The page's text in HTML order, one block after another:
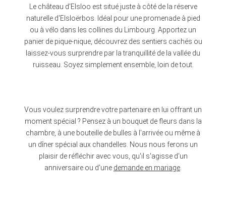
Le château d'Elsloo est situé juste à côté de la réserve
naturelle d'Elsloërbos. Idéal pour une promenade à pied
ou à vélo dans les collines du Limbourg. Apportez un
panier de pique-nique, découvrez des sentiers cachés ou
laissez-vous surprendre par la tranquillité de la vallée du
ruisseau. Soyez simplement ensemble, loin de tout.
Vous voulez surprendre votre partenaire en lui offrant un
moment spécial ? Pensez à un bouquet de fleurs dans la
chambre, à une bouteille de bulles à l'arrivée ou même à
un dîner spécial aux chandelles. Nous nous ferons un
plaisir de réfléchir avec vous, qu'il s'agisse d'un
anniversaire ou d'une demande en mariage